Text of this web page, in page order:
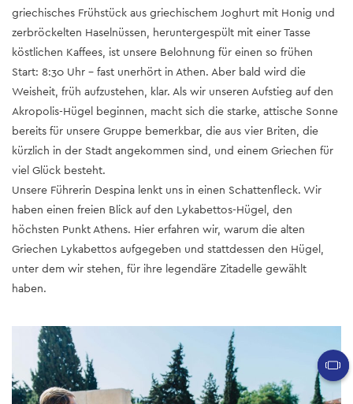
griechisches Frühstück aus griechischem Joghurt mit Honig und
zerbröckelten Haselnüssen, heruntergespült mit einer Tasse
köstlichen Kaffees, ist unsere Belohnung für einen so frühen
Start: 8:30 Uhr – fast unerhört in Athen. Aber bald wird die
Weisheit, früh aufzustehen, klar. Als wir unseren Aufstieg auf den
Akropolis-Hügel beginnen, macht sich die starke, attische Sonne
bereits für unsere Gruppe bemerkbar, die aus vier Briten, die
kürzlich in der Stadt angekommen sind, und einem Griechen für
viel Glück besteht.
Unsere Führerin Despina lenkt uns in einen Schattenfleck. Wir
haben einen freien Blick auf den Lykabettos-Hügel, den
höchsten Punkt Athens. Hier erfahren wir, warum die alten
Griechen Lykabettos aufgegeben und stattdessen den Hügel,
unter dem wir stehen, für ihre legendäre Zitadelle gewählt
haben.